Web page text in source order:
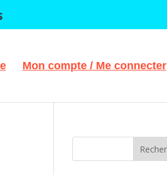
Mon compte / Me connecter